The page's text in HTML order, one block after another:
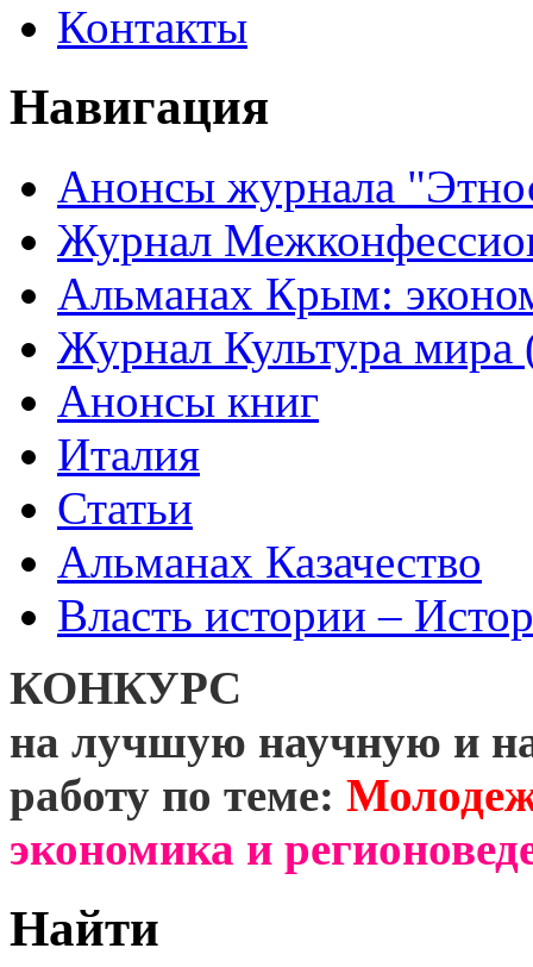
Контакты
Навигация
Анонсы журнала
Журнал
Альманах Крым:
Журнал Культура
Анонсы книг
Италия
Статьи
Альманах Казачество
Власть истории –
КОНКУРС
на лучшую научную и
работу по теме:
экономика и
Найти